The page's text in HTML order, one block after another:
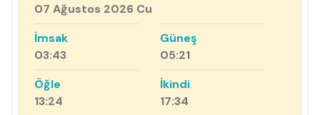
07 Ağustos 2026 Cu
İmsak
03:43
Güneş
05:21
Öğle
13:24
İkindi
17:34